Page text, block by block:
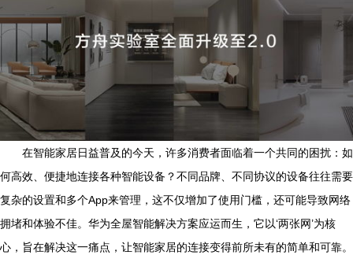
在智能家居日益普及的今天，许多消费者面临着一个共同的困扰：如
何高效、便捷地连接各种智能设备？不同品牌、不同协议的设备往往需要
复杂的设置和多个App来管理，这不仅增加了使用门槛，还可能导致网络
拥堵和体验不佳。华为全屋智能解决方案应运而生，它以‘两张网’为核
心，旨在解决这一痛点，让智能家居的连接变得前所未有的简单和可靠。